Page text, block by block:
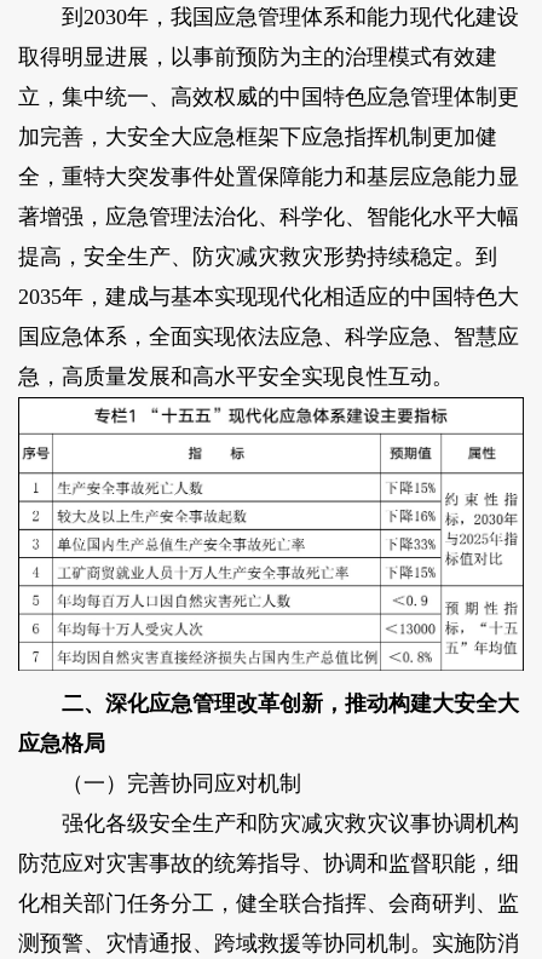
到2030年，我国应急管理体系和能力现代化建设
取得明显进展，以事前预防为主的治理模式有效建
立，集中统一、高效权威的中国特色应急管理体制更
加完善，大安全大应急框架下应急指挥机制更加健
全，重特大突发事件处置保障能力和基层应急能力显
著增强，应急管理法治化、科学化、智能化水平大幅
提高，安全生产、防灾减灾救灾形势持续稳定。到
2035年，建成与基本实现现代化相适应的中国特色大
国应急体系，全面实现依法应急、科学应急、智慧应
急，高质量发展和高水平安全实现良性互动。
二、深化应急管理改革创新，推动构建大安全大
应急格局
（一）完善协同应对机制
强化各级安全生产和防灾减灾救灾议事协调机构
防范应对灾害事故的统筹指导、协调和监督职能，细
化相关部门任务分工，健全联合指挥、会商研判、监
测预警、灾情通报、跨域救援等协同机制。实施防消